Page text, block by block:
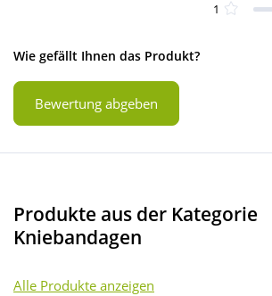
1
Wie gefällt Ihnen das Produkt?
Bewertung abgeben
Produkte aus der Kategorie
Kniebandagen
Alle Produkte anzeigen